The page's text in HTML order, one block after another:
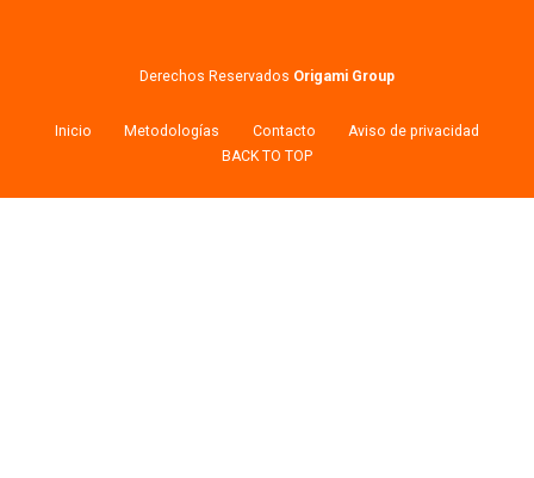
Derechos Reservados Origami Group
Inicio Metodologías Contacto
Aviso de privacidad
BACK TO TOP